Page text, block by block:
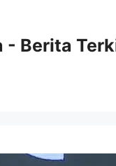
- Berita